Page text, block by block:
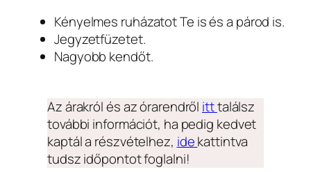
Kényelmes ruházatot Te is és a párod is.
Jegyzetfüzetet.
Nagyobb kendőt.
Az árakról és az órarendről itttalálsz
további információt, ha pedig kedvet
kaptál a részvételhez, idekattintva
tudsz időpontot foglalni!